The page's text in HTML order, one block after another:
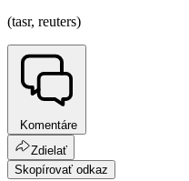
(tasr, reuters)
Komentáre
Zdielať
Skopírovať odkaz